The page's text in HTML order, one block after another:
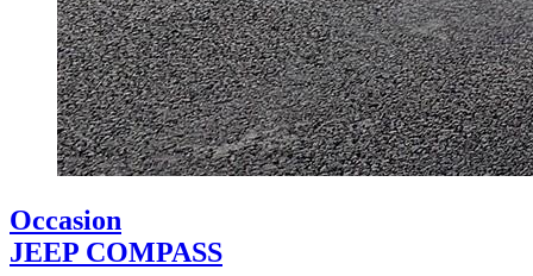
Occasion
JEEP COMPASS